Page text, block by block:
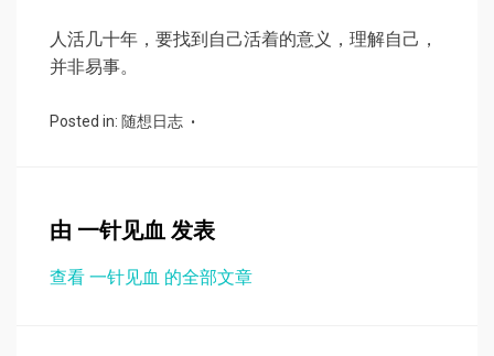
人活几十年，要找到自己活着的意义，理解自己，
并非易事。
Posted in: 随想日志
由 一针见血发表
查看 一针见血 的全部文章